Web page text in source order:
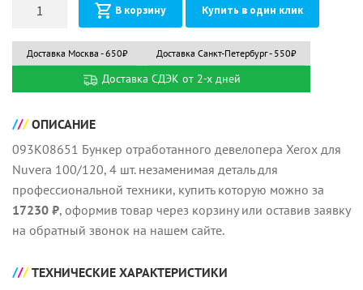
В корзину Купить в один клик
Доставка Москва - 650₽ Доставка Санкт-Петербург - 550₽
Доставка СДЭК от 2-х дней
ОПИСАНИЕ
093K08651 Бункер отработанного девелопера Xerox для
Nuvera 100/120, 4 шт. незаменимая деталь для
профессиональной техники, купить которую можно за
17230 ₽, оформив товар через корзину или оставив заявку
на обратный звонок на нашем сайте.
ТЕХНИЧЕСКИЕ ХАРАКТЕРИСТИКИ